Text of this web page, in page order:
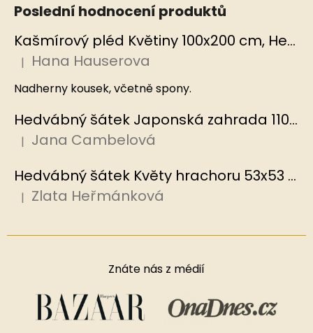
Poslední hodnocení produktů
Kašmírový pléd Květiny 100x200 cm, Hedvábný svět
Hodnocení produktu je 5 z 5 hvězdiček.
| Hana Hauserova
Nadherny kousek, včetně spony.
Hedvábný šátek Japonská zahrada 110x110 cm v dárkovém balení, HEDVÁBNÝ SVĚT
Hodnocení produktu je 5 z 5 hvězdiček.
| Jana Cambelová
Hedvábný šátek Květy hrachoru 53x53 cm v dárkovém balení, HEDVÁBNÝ SVĚT
Hodnocení produktu je 5 z 5 hvězdiček.
| Zlata Heřmánková
Znáte nás z médií